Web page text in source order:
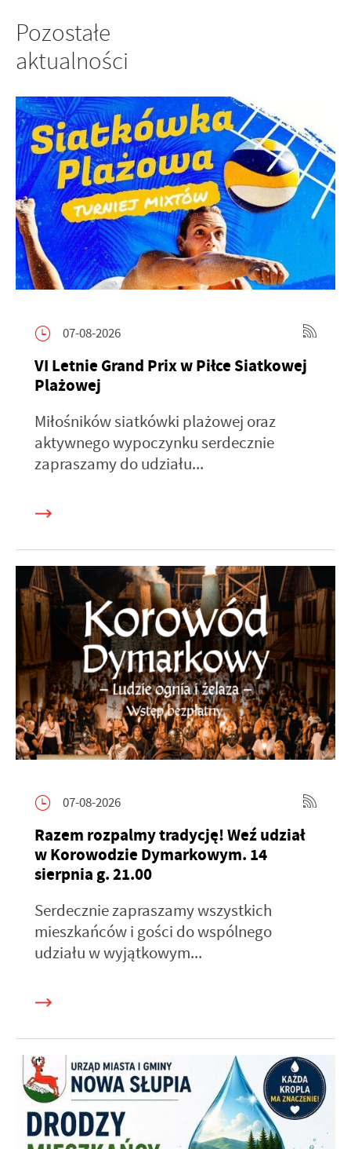
Pozostałe
aktualności
07-08-2026
VI Letnie Grand Prix w Piłce Siatkowej
Plażowej
Miłośników siatkówki plażowej oraz
aktywnego wypoczynku serdecznie
zapraszamy do udziału...
07-08-2026
Razem rozpalmy tradycję! Weź udział
w Korowodzie Dymarkowym. 14
sierpnia g. 21.00
Serdecznie zapraszamy wszystkich
mieszkańców i gości do wspólnego
udziału w wyjątkowym...